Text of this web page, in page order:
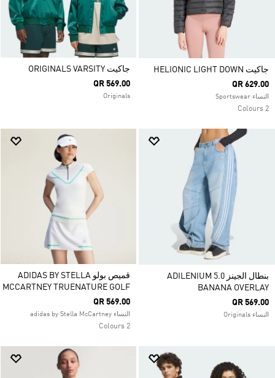
جاكيت HELIONIC LIGHT DOWN
QR 629.00
النساء Sportswear
2 Colours
جاكيت ORIGINALS VARSITY
QR 569.00
Originals
بنطال الجينز ADILENIUM 5.0
BANANA OVERLAY
QR 569.00
النساء Originals
قميص بولو ADIDAS BY STELLA
MCCARTNEY TRUENATURE GOLF
QR 569.00
النساء adidas by Stella McCartney
2 Colours